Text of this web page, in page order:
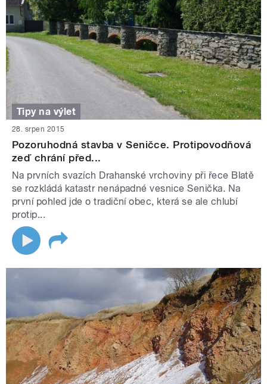
Tipy na výlet
28. srpen 2015
Pozoruhodná stavba v Seničce. Protipovodňová
zeď chrání před...
Na prvních svazích Drahanské vrchoviny při řece Blatě
se rozkládá katastr nenápadné vesnice Senička. Na
první pohled jde o tradiční obec, která se ale chlubí
protip...